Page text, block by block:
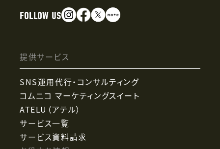
FOLLOW US
提供サービス
SNS運用代行・コンサルティング
コムニコ マーケティングスイート
ATELU（アテル）
サービス一覧
サービス資料請求